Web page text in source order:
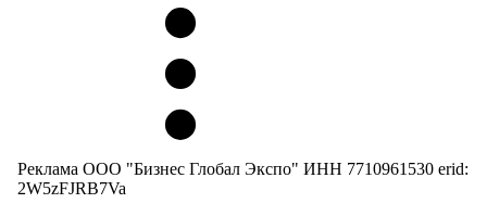
Реклама ООО "Бизнес Глобал Экспо" ИНН 7710961530 erid:
2W5zFJRB7Va